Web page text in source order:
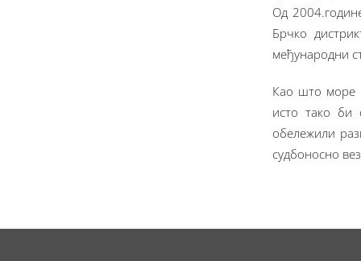
Од
Брчко
међународни
Као што море
исто тако би
обележили
судбоносно